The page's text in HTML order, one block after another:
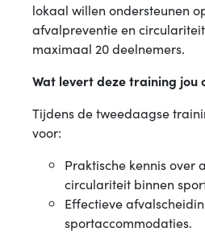
lokaal willen ondersteunen
afvalpreventie en
maximaal 20 deelnemers.
Wat levert deze training jou
Tijdens de tweedaagse
voor:
Praktische kennis over
circulariteit binnen
Effectieve
sportaccommodaties.